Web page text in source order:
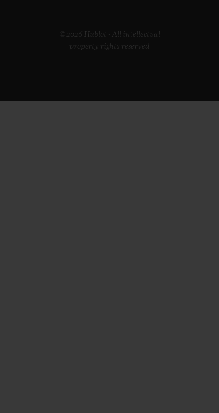
© 2026 Hublot - All intellectual
property rights reserved